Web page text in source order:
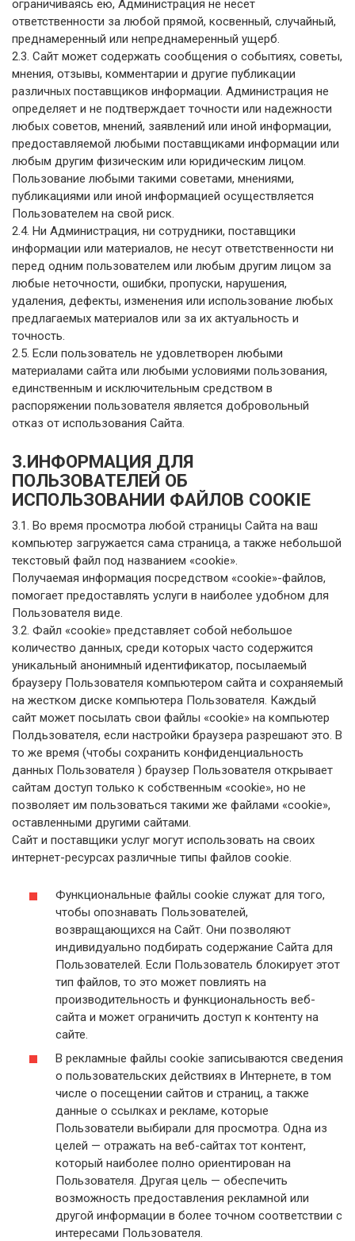
ограничиваясь ею, Администрация не несет
ответственности за любой прямой, косвенный, случайный,
преднамеренный или непреднамеренный ущерб.
2.3. Сайт может содержать сообщения о событиях, советы,
мнения, отзывы, комментарии и другие публикации
различных поставщиков информации. Администрация не
определяет и не подтверждает точности или надежности
любых советов, мнений, заявлений или иной информации,
предоставляемой любыми поставщиками информации или
любым другим физическим или юридическим лицом.
Пользование любыми такими советами, мнениями,
публикациями или иной информацией осуществляется
Пользователем на свой риск.
2.4. Ни Администрация, ни сотрудники, поставщики
информации или материалов, не несут ответственности ни
перед одним пользователем или любым другим лицом за
любые неточности, ошибки, пропуски, нарушения,
удаления, дефекты, изменения или использование любых
предлагаемых материалов или за их актуальность и
точность.
2.5. Если пользователь не удовлетворен любыми
материалами сайта или любыми условиями пользования,
единственным и исключительным средством в
распоряжении пользователя является добровольный
отказ от использования Сайта.
3.ИНФОРМАЦИЯ ДЛЯ
ПОЛЬЗОВАТЕЛЕЙ ОБ
ИСПОЛЬЗОВАНИИ ФАЙЛОВ COOKIE
3.1. Во время просмотра любой страницы Сайта на ваш
компьютер загружается сама страница, а также небольшой
текстовый файл под названием «cookie».
Получаемая информация посредством «cookie»-файлов,
помогает предоставлять услуги в наиболее удобном для
Пользователя виде.
3.2. Файл «cookie» представляет собой небольшое
количество данных, среди которых часто содержится
уникальный анонимный идентификатор, посылаемый
браузеру Пользователя компьютером сайта и сохраняемый
на жестком диске компьютера Пользователя. Каждый
сайт может посылать свои файлы «cookie» на компьютер
Полдьзователя, если настройки браузера разрешают это. В
то же время (чтобы сохранить конфиденциальность
данных Пользователя ) браузер Пользователя открывает
сайтам доступ только к собственным «cookie», но не
позволяет им пользоваться такими же файлами «cookie»,
оставленными другими сайтами.
Сайт и поставщики услуг могут использовать на своих
интернет-ресурсах различные типы файлов cookie.
Функциональные файлы cookie служат для того,
чтобы опознавать Пользователей,
возвращающихся на Сайт. Они позволяют
индивидуально подбирать содержание Сайта для
Пользователей. Если Пользователь блокирует этот
тип файлов, то это может повлиять на
производительность и функциональность веб-
сайта и может ограничить доступ к контенту на
сайте.
В рекламные файлы cookie записываются сведения
о пользовательских действиях в Интернете, в том
числе о посещении сайтов и страниц, а также
данные о ссылках и рекламе, которые
Пользователи выбирали для просмотра. Одна из
целей — отражать на веб-сайтах тот контент,
который наиболее полно ориентирован на
Пользователя. Другая цель — обеспечить
возможность предоставления рекламной или
другой информации в более точном соответствии с
интересами Пользователя.